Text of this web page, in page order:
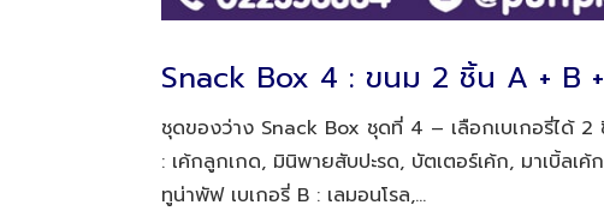
Snack Box 4 : ขนม 2 ชิ้น A + B
ชุดของว่าง Snack Box ชุดที่ 4 – เลือกเบเกอรี่ได้ 2
: เค้กลูกเกด, มินิพายสับปะรด, บัตเตอร์เค้ก, มาเบิ้ลเ
ทูน่าพัฟ เบเกอรี่ B : เลมอนโรล,...